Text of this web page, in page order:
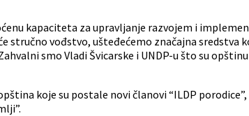
kapaciteta za upravljanje razvojem i
vođstvo, ušteđećemo značajna
smo Vladi Švicarske i UNDP-u što su
koje su postale novi članovi “ILDP